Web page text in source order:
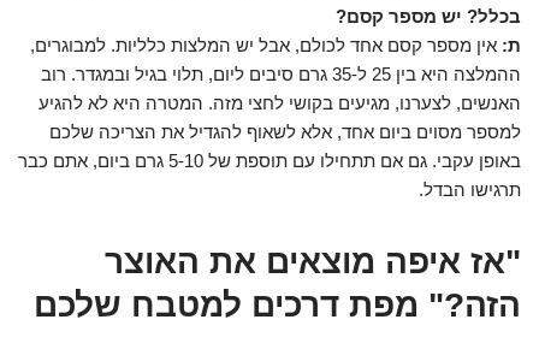
בכלל? יש מספר קסם?
ת: אין מספר קסם אחד לכולם, אבל יש המלצות כלליות. למבוגרים,
ההמלצה היא בין 25 ל-35 גרם סיבים ליום, תלוי בגיל ובמגדר. רוב
האנשים, לצערנו, מגיעים בקושי לחצי מזה. המטרה היא לא להגיע
למספר מסוים ביום אחד, אלא לשאוף להגדיל את הצריכה שלכם
באופן עקבי. גם אם תתחילו עם תוספת של 5-10 גרם ביום, אתם כבר
תרגישו הבדל.
"אז איפה מוצאים את האוצר
הזה?" מפת דרכים למטבח שלכם